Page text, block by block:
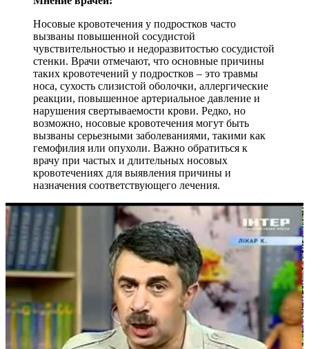
Носовые кровотечения у подростков часто
вызваны повышенной сосудистой
чувствительностью и недоразвитостью сосудистой
стенки. Врачи отмечают, что основные причины
таких кровотечений у подростков – это травмы
носа, сухость слизистой оболочки, аллергические
реакции, повышенное артериальное давление и
нарушения свертываемости крови. Редко, но
возможно, носовые кровотечения могут быть
вызваны серьезными заболеваниями, такими как
гемофилия или опухоли. Важно обратиться к
врачу при частых и длительных носовых
кровотечениях для выявления причины и
назначения соответствующего лечения.